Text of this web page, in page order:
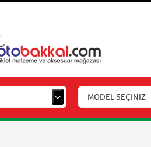
MODEL SEÇİNİZ